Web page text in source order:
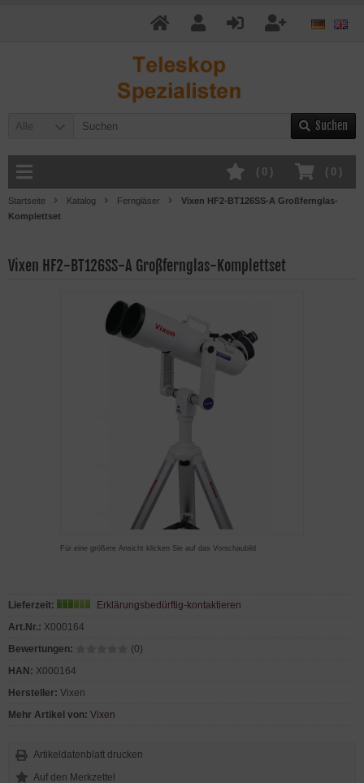
Alle Suchen
( 0 )
( 0 )
Startseite Katalog Ferngläser
Vixen HF2-BT126SS-A Großfernglas-
Komplettset
Vixen HF2-BT126SS-A Großfernglas-Komplettset
Für eine größere Ansicht klicken Sie auf das Vorschaubild
Lieferzeit:
Erklärungsbedürftig-kontaktieren
Art.Nr.: X000164
Bewertungen:
(0)
HAN: X000164
Hersteller: Vixen
Mehr Artikel von: Vixen
Artikeldatenblatt drucken